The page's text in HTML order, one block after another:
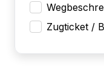
Zugticket /